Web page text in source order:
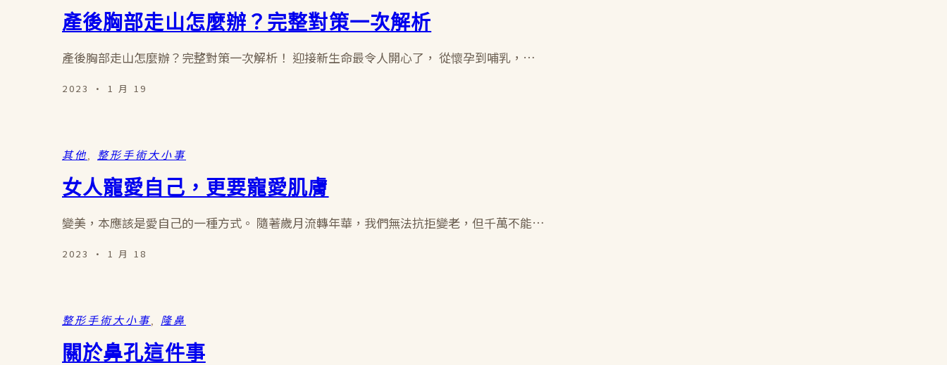
產後胸部走山怎麼辦？完整對策一次解析
產後胸部走山怎麼辦？完整對策一次解析！ 迎接新生命最令人開心了， 從懷孕到哺乳，…
2023 · 1 月 19
其他 整形手術大小事
女人寵愛自己，更要寵愛肌膚
變美，本應該是愛自己的一種方式。 隨著歲月流轉年華，我們無法抗拒變老，但千萬不能…
2023 · 1 月 18
整形手術大小事 隆鼻
關於鼻孔這件事